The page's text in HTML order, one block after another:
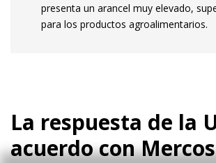
presenta un arancel muy elevado,
para los productos agroalimentarios.
La respuesta de la
acuerdo con